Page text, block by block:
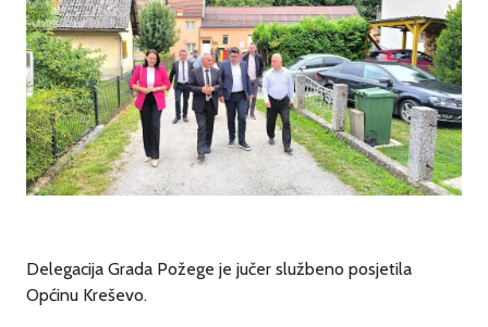
Delegacija Grada Požege je jučer službeno posjetila
Općinu Kreševo.